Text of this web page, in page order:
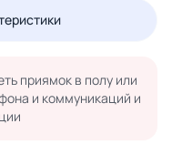
приямок в полу или
и коммуникаций и